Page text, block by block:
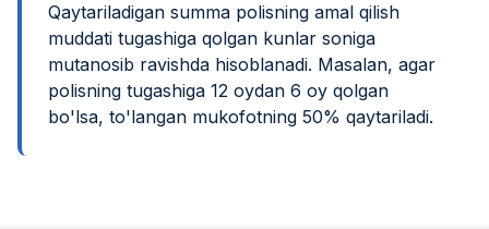
Qaytariladigan summa polisning amal qilish
muddati tugashiga qolgan kunlar soniga
mutanosib ravishda hisoblanadi. Masalan, agar
polisning tugashiga 12 oydan 6 oy qolgan
bo'lsa, to'langan mukofotning 50% qaytariladi.